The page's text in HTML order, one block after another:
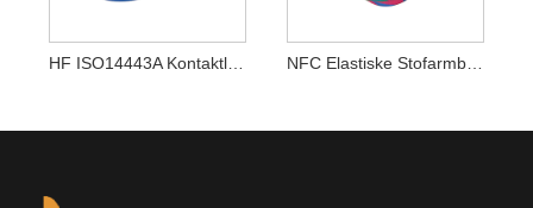
HF ISO14443A Kontaktløse NFC-Armbånd Engangs RFID NFC-Chippapirarmbånd